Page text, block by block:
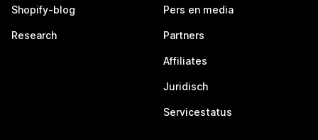
Shopify-blog
Research
Pers en media
Partners
Affiliates
Juridisch
Servicestatus